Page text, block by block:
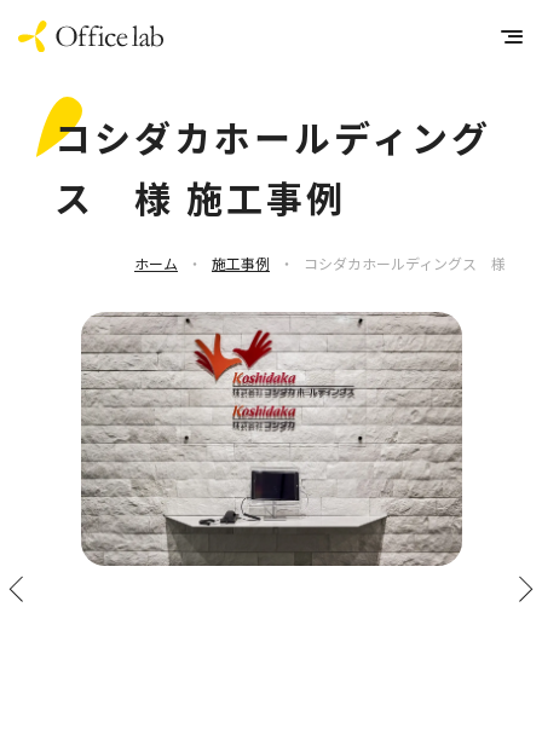
コシダカホールディング
ス 様 施工事例
ホーム ・ 施工事例 ・ コシダカホールディングス 様